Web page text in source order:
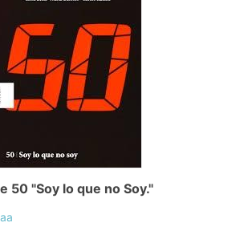
50 "Soy lo que no Soy."